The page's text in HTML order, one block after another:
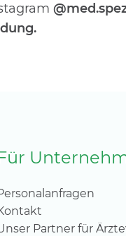
.
Partner für